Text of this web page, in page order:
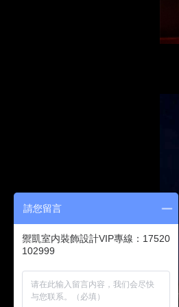
請您留言
禦凱室内裝飾設計VIP專線：17520
102999